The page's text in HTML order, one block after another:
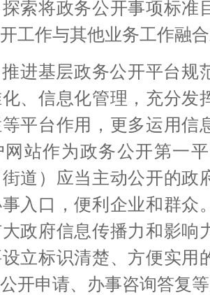
索将政务公开事项标准
工作与其他业务工作融
基层政务公开平台规
、信息化管理，充分发
平台作用，更多运用信
站作为政务公开第一
道）应当主动公开的政
入口，便利企业和群众
政府信息传播力和影响
立标识清楚、方便实用
开申请、办事咨询答复